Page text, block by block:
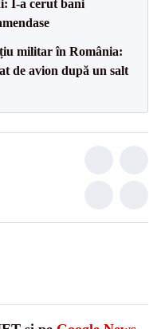
I-a cerut bani
militar în România:
de avion după un salt